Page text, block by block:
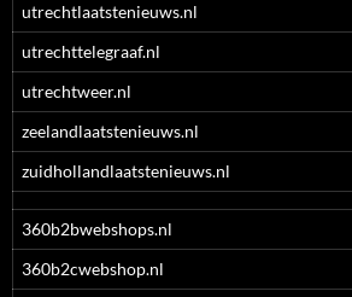
utrechtlaatstenieuws.nl
utrechttelegraaf.nl
utrechtweer.nl
zeelandlaatstenieuws.nl
zuidhollandlaatstenieuws.nl
360b2bwebshops.nl
360b2cwebshop.nl